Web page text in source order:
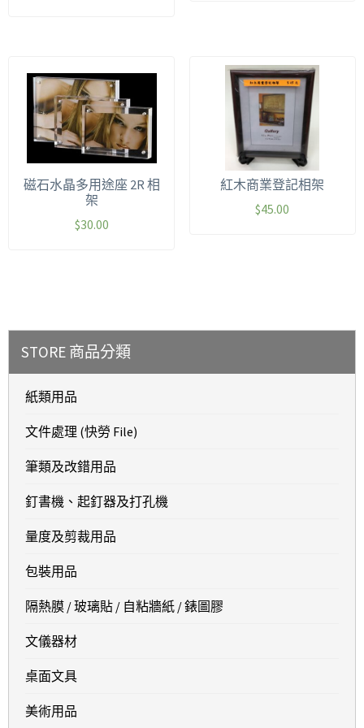
磁石水晶多用途座 2R 相
架
$30.00
紅木商業登記相架
$45.00
STORE 商品分類
紙類用品
文件處理 (快勞 File)
筆類及改錯用品
釘書機、起釘器及打孔機
量度及剪裁用品
包裝用品
隔熱膜 / 玻璃貼 / 自粘牆紙 / 錶圖膠
文儀器材
桌面文具
美術用品